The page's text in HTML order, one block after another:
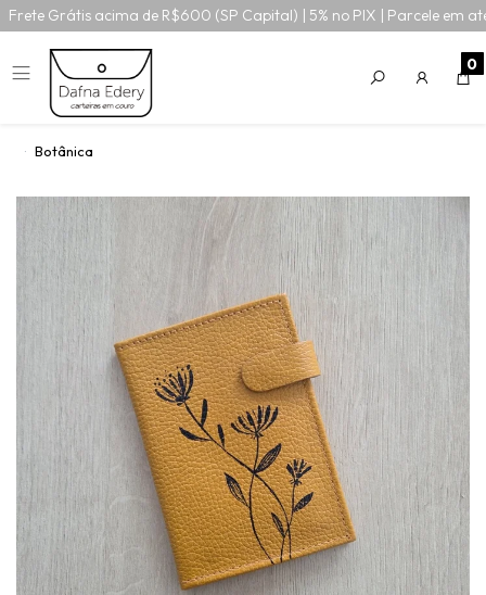
Frete Grátis acima de R$600 (SP Capital) | 5% no PIX | Parcele em
0
Botânica